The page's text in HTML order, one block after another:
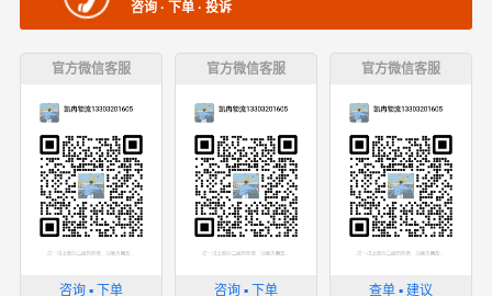
咨询 · 下单 · 投诉
官方微信客服
咨询 ▪ 下单
官方微信客服
咨询 ▪ 下单
官方微信客服
查单 ▪ 建议